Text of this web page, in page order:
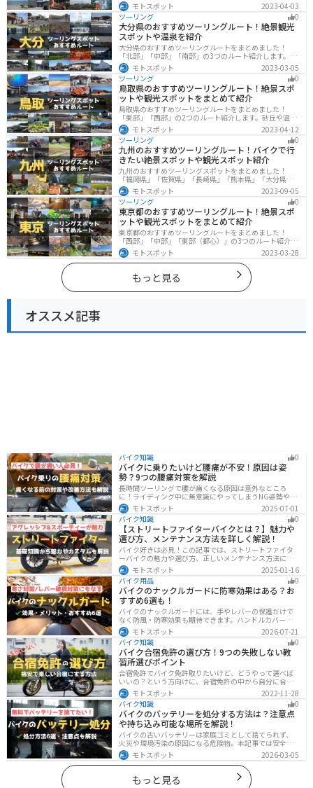
と山に囲まれた自然豊かなエリアが広がり、様々な楽し
み方ができます。バイクで和歌山県にツーリングに行く
際は参考にしてください。
モトスポット
2023-04-03
ツーリング
0
大分県のおすすめツーリングルート！絶景観光
スポットや温泉を紹介
大分県のおすすめツーリングルートをまとめました！
「北部」「中部」「南部」の3つのルート紹介します。阿
蘇の雄大な自然を満喫できるスポットや温泉を満喫する
ツーリングができます。バイクで大分県にツーリングに
行く際は参考にしてください。
モトスポット
2023-03-05
ツーリング
0
鳥取県のおすすめツーリングルート！絶景スポ
ットや観光スポットをまとめて紹介
鳥取県のおすすめツーリングルートをまとめました！
「東部」「西部」の2つのルート紹介します。砂丘や温泉
地、歴史ある城跡など魅力溢れるスポットが多数あるの
で楽しめます。バイクで鳥取県にツーリングに行く際は
参考にしてください。
モトスポット
2023-04-12
ツーリング
0
九州のおすすめツーリングルート！バイクで行
きたい絶景スポットや観光スポット紹介
九州のおすすめツーリングスポットをまとめました！
「福岡県」「佐賀県」「長崎県」「熊本県」「大分県」
「宮崎都」「鹿児島県」の各県の観光地紹介します。自
然豊かな山々や湖、温泉地が点在し、四季折々の景色を
楽しめるスポットが多数あります。バイクで九州にツー
リングに行く際は参考にしてください。
モトスポット
2023-09-05
ツーリング
0
東京都のおすすめツーリングルート！絶景スポ
ットや観光スポットをまとめて紹介
東京都のおすすめツーリングルートをまとめました！
「西部」「中部」「東部（都心）」の3つのルート紹介し
ます。西に行けば奥多摩の自然、東に行けば都心スポッ
トと、自然も街も楽しめるスポットが多数あります。バ
イクで東京都にツーリングに行く際は参考にしてくださ
モトスポット 2023-03-28
もっと見る
オススメ記事
バイク知識 0
バイクに乗りたいけど腰痛が不安！原因は姿
勢？9つの腰痛対策を解説
長時間ツーリングで腰が痛くなる原因は意外なところ
に！ライディング中に無意識にやってしまうNG姿勢や体
への負担、今すぐ見直せる予防・対策法をわかりやすく
解説。腰痛対策に効果的な便利アイテムも紹介し、快適
で楽しいツーリングをサポートします。
モトスポット
2025-07-01
バイク知識
0
【ストリートファイターバイクとは？】魅力や
選び方、メンテナンス方法を詳しく解説！
バイク好きは必見！この記事では、ストリートファイタ
ーバイクの魅力や選び方、正しいメンテナンス方法につ
いて解説しています。実はストリートファイターバイク
は、個性的なデザインと高い走行性能が魅力です。この
記事を読めば、ストリートファイターバイクの魅力がわ
かります。
モトスポット
2025-01-16
バイク用品
0
バイクのナックルガードに防寒効果はある？お
すすめ6選も！
バイクのナックルガードには、手やレバーの保護だけで
なく防風・防寒効果も期待できます。ハンドルカバーと
の違いやメリット・デメリット、選び方を解説し、冬の
ツーリングにおすすめの大型ナックルガード6選を価格や
特徴とともに紹介します。
モトスポット
2026-07-21
バイク知識
0
バイク合宿免許の選び方！9つの失敗しない教
習所選びポイント
合宿免許でバイク免許取りたいけど、どうやって選べば
いいの？という方向けに、合宿免許の中から自分に合っ
た教習所を選ぶ方法をまとめました。押さえるべきポイ
ントは9つです。料金をできるだけ抑えたり、旅行も兼ね
て楽しみたい人必見です！
モトスポット
2022-11-28
バイク知識
0
バイクのバッテリーを処分する方法は？注意点
や持ち込み可能な場所を解説！
バイクの古いバッテリーは家庭ゴミとして捨てられず、
火災や環境汚染の原因になる危険物。本記事では安全な
保管方法や絶縁などの注意点、無料・低コストで回収し
てもらう方法、買い取りの可否を解説。ナップスやオー
トバックス、イエローハットなどの回収対応店舗も紹介
します。
モトスポット 2026-03-05
もっと見る